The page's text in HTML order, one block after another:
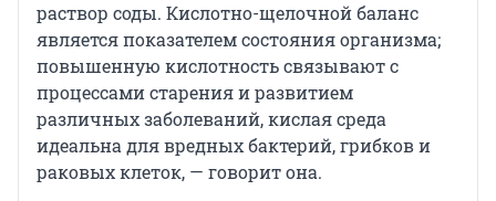
раствор соды. Кислотно-щелочной баланс
является показателем состояния организма;
повышенную кислотность связывают с
процессами старения и развитием
различных заболеваний, кислая среда
идеальна для вредных бактерий, грибков и
раковых клеток, — говорит она.